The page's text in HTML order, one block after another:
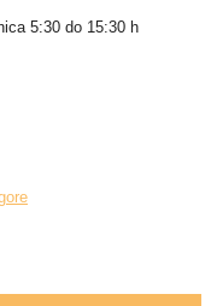
5:30 do 15:30 h